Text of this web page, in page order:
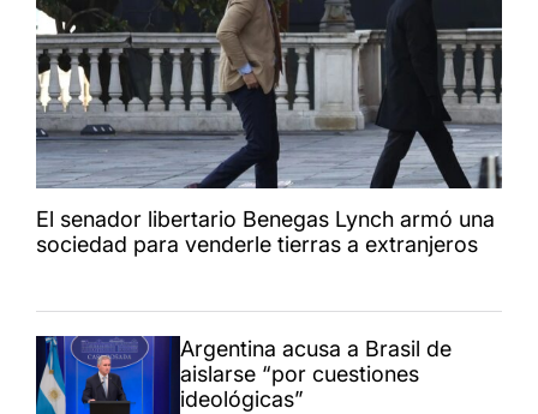
El senador libertario Benegas Lynch armó una
sociedad para venderle tierras a extranjeros
Argentina acusa a Brasil de
aislarse “por cuestiones
ideológicas”